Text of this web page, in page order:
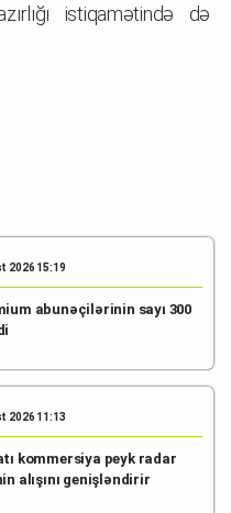
istiqamətində də
2026 15:19
abunəçilərinin sayı 300
2026 11:13
kommersiya peyk radar
alışını genişləndirir